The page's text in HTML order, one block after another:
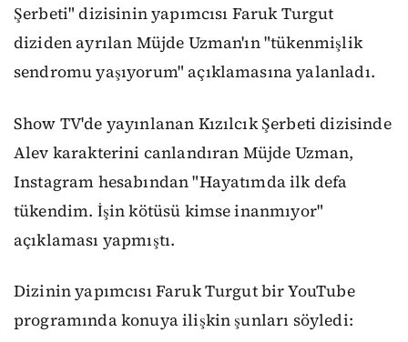
Şerbeti" dizisinin yapımcısı Faruk Turgut
diziden ayrılan Müjde Uzman'ın "tükenmişlik
sendromu yaşıyorum" açıklamasına yalanladı.
Show TV'de yayınlanan Kızılcık Şerbeti dizisinde
Alev karakterini canlandıran Müjde Uzman,
Instagram hesabından "Hayatımda ilk defa
tükendim. İşin kötüsü kimse inanmıyor"
açıklaması yapmıştı.
Dizinin yapımcısı Faruk Turgut bir YouTube
programında konuya ilişkin şunları söyledi: